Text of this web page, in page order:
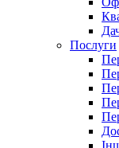
Послуги